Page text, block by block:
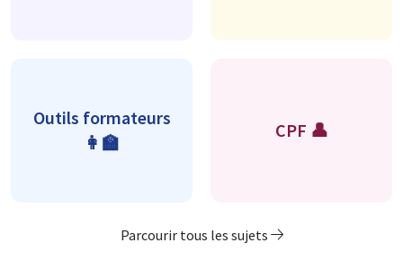
Outils formateurs
👩‍🏫
CPF 👤
Parcourir tous les sujets